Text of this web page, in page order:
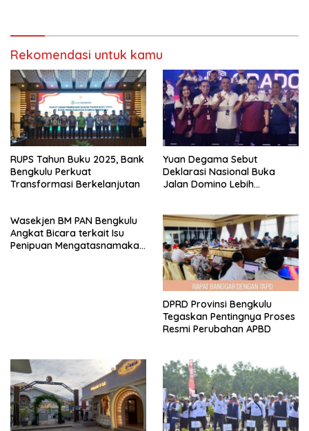
Rekomendasi untuk kamu
RUPS Tahun Buku 2025, Bank
Bengkulu Perkuat
Transformasi Berkelanjutan
Yuan Degama Sebut
Deklarasi Nasional Buka
Jalan Domino Lebih
Wasekjen BM PAN Bengkulu
Angkat Bicara terkait Isu
Penipuan Mengatasnamakan
DPRD Provinsi Bengkulu
Tegaskan Pentingnya Proses
Resmi Perubahan APBD